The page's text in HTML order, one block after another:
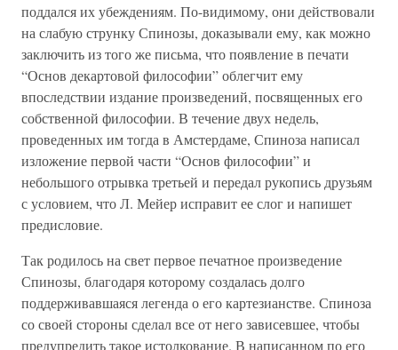
поддался их убеждениям. По-видимому, они действовали
на слабую струнку Спинозы, доказывали ему, как можно
заключить из того же письма, что появление в печати
“Основ декартовой философии” облегчит ему
впоследствии издание произведений, посвященных его
собственной философии. В течение двух недель,
проведенных им тогда в Амстердаме, Спиноза написал
изложение первой части “Основ философии” и
небольшого отрывка третьей и передал рукопись друзьям
с условием, что Л. Мейер исправит ее слог и напишет
предисловие.
Так родилось на свет первое печатное произведение
Спинозы, благодаря которому создалась долго
поддерживавшаяся легенда о его картезианстве. Спиноза
со своей стороны сделал все от него зависевшее, чтобы
предупредить такое истолкование. В написанном по его